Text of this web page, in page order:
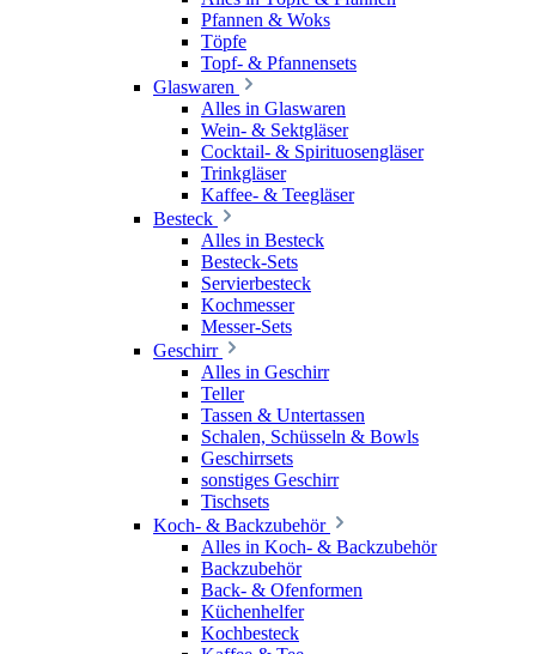
Pfannen & Woks
Töpfe
Topf- & Pfannensets
Glaswaren
Alles in Glaswaren
Wein- & Sektgläser
Cocktail- & Spirituosengläser
Trinkgläser
Kaffee- & Teegläser
Besteck
Alles in Besteck
Besteck-Sets
Servierbesteck
Kochmesser
Messer-Sets
Geschirr
Alles in Geschirr
Teller
Tassen & Untertassen
Schalen, Schüsseln & Bowls
Geschirrsets
sonstiges Geschirr
Tischsets
Koch- & Backzubehör
Alles in Koch- & Backzubehör
Backzubehör
Back- & Ofenformen
Küchenhelfer
Kochbesteck